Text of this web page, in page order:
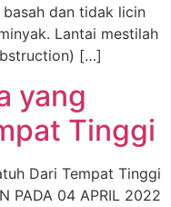
dan tidak licin
Lantai mestilah
[…]
yang
Tinggi
Dari Tempat Tinggi
PADA 04 APRIL 2022